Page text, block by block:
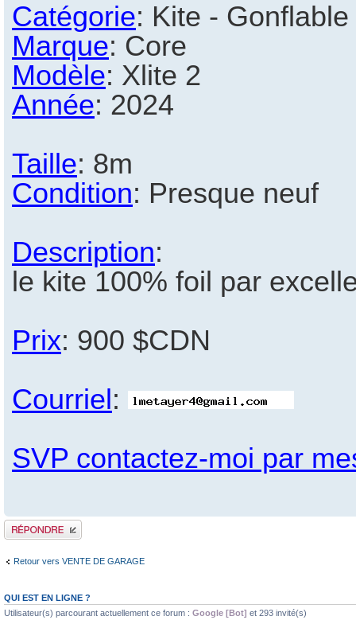
Catégorie: Kite - Gonflable
Marque: Core
Modèle: Xlite 2
Année: 2024
Taille: 8m
Condition: Presque neuf
Description:
le kite 100% foil par
Prix: 900 $CDN
Courriel :
SVP contactez-moi par
Publier une réponse
Retour vers VENTE DE GARAGE
QUI EST EN LIGNE ?
Utilisateur(s) parcourant actuellement ce forum : Google [Bot] et 293 invité(s)